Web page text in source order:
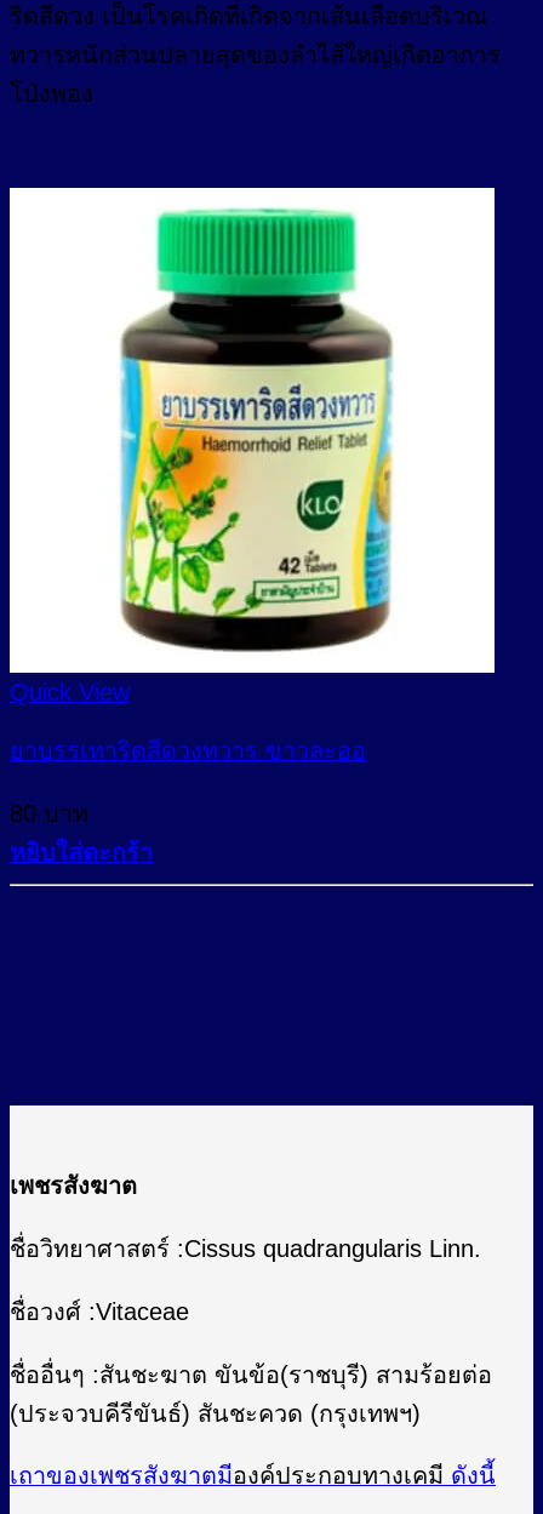
ริดสีดวง เป็นโรคเกิดที่เกิดจากเส้นเลือดบริเวณ
ทวารหนักส่วนปลายสุดของลำไส้ใหญ่เกิดอาการ
โป่งพอง
Quick View
ยาบรรเทาริดสีดวงทวาร ขาวละออ
80 บาท
หยิบใส่ตะกร้า
เพชรสังฆาต
ชื่อวิทยาศาสตร์ :Cissus quadrangularis Linn.
ชื่อวงศ์ :Vitaceae
ชื่ออื่นๆ :สันชะฆาต ขันข้อ(ราชบุรี) สามร้อยต่อ
(ประจวบคีรีขันธ์) สันชะควด (กรุงเทพฯ)
เถาของเพชรสังฆาตมีองค์ประกอบทางเคมี ดังนี้